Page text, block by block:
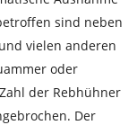
sind neben
vielen anderen
oder
der Rebhühner
Der